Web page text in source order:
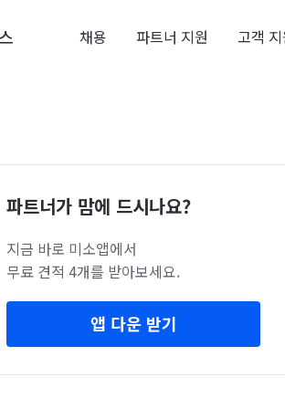
채용 파트너 지원 고객 지
파트너가 맘에 드시나요?
지금 바로 미소앱에서
무료 견적 4개를 받아보세요.
앱 다운 받기